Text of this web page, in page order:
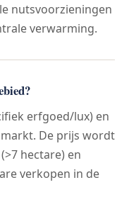
nutsvoorzieningen
verwarming.
erfgoed/lux) en
De prijs wordt
hectare) en
verkopen in de